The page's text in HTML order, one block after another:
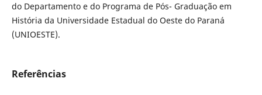
do Departamento e do Programa de Pós- Graduação em
História da Universidade Estadual do Oeste do Paraná
(UNIOESTE).
Referências